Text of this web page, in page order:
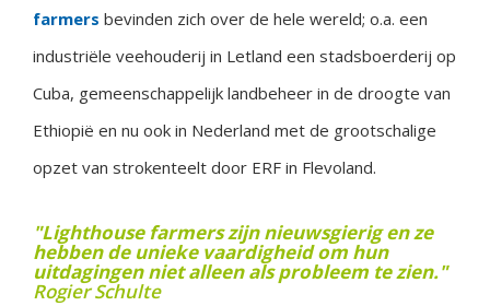
farmers bevinden zich over de hele wereld; o.a. een
industriële veehouderij in Letland een stadsboerderij op
Cuba, gemeenschappelijk landbeheer in de droogte van
Ethiopië en nu ook in Nederland met de grootschalige
opzet van strokenteelt door ERF in Flevoland.
"Lighthouse farmers zijn nieuwsgierig en ze
hebben de unieke vaardigheid om hun
uitdagingen niet alleen als probleem te zien."
Rogier Schulte